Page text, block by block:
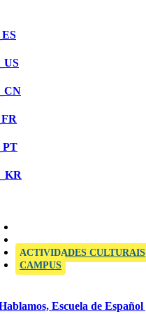
ACTIVIDADES CULTURAIS
CAMPUS